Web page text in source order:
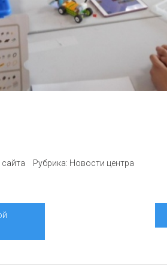
Рубрика: Новости центра